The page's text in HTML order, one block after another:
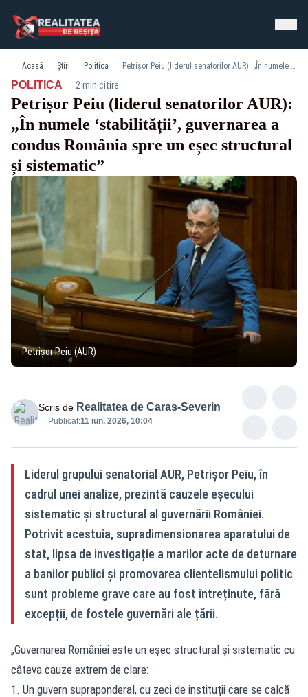
Acasă Știri Politica Petrișor Peiu (liderul senatorilor AUR): „În numele ‘stabilității’, guvernarea a condus România spre un eșec structural și sistematic”
POLITICA· 2 min citire
Petrișor Peiu (liderul senatorilor AUR):
„În numele ‘stabilității’, guvernarea a
condus România spre un eșec structural
și sistematic”
Petrișor Peiu (AUR)
Scris de Realitatea de Caras-Severin
Publicat:11 iun. 2026, 10:04
Liderul grupului senatorial AUR, Petrișor Peiu, în
cadrul unei analize, prezintă cauzele eșecului
sistematic și structural al guvernării României.
Potrivit acestuia, supradimensionarea aparatului de
stat, lipsa de investigație a marilor acte de deturnare
a banilor publici și promovarea clientelismului politic
sunt probleme grave care au fost întreținute, fără
excepții, de fostele guvernări ale țării.
„Guvernarea României este un eșec structural și sistematic cu
câteva cauze extrem de clare:
1. Un guvern supraponderal, cu zeci de instituții care se calcă